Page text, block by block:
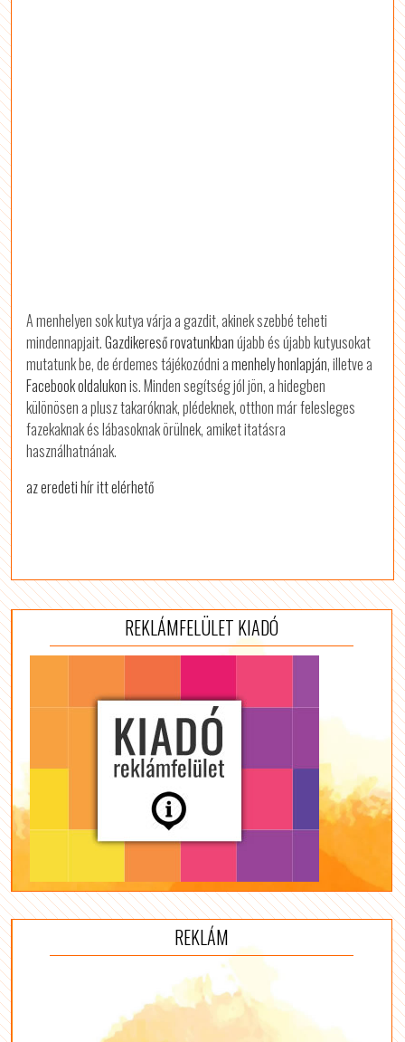
A menhelyen sok kutya várja a gazdit, akinek szebbé teheti
mindennapjait.Gazdikereső rovatunkbanújabb és újabb kutyusokat
mutatunk be, de érdemes tájékozódni amenhely honlapján, illetve a
Facebook oldalukonis. Minden segítség jól jön, a hidegben
különösen a plusz takaróknak, plédeknek, otthon már felesleges
fazekaknak és lábasoknak örülnek, amiket itatásra
használhatnának.
az eredeti hír itt elérhető
REKLÁMFELÜLET KIADÓ
REKLÁM